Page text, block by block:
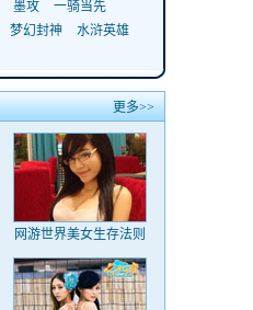
墨攻
一骑当先
梦幻封神
水浒英雄
更多>>
网游世界美女生存法则